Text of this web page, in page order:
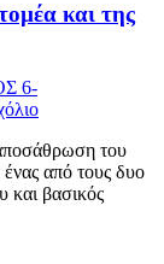
και της
6-
του
από τους δυο
και βασικός